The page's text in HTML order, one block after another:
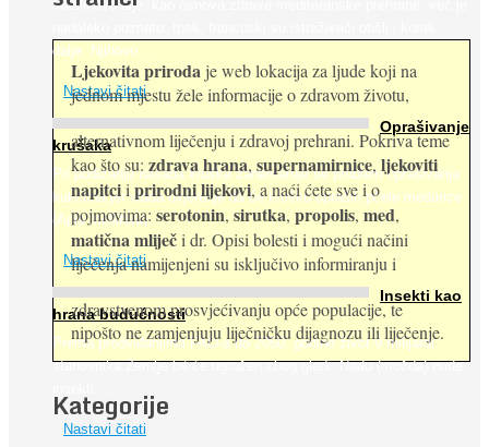
Maslinovo ulje, kao osnova zdrave mediteranske prehrane, već je
dalje. Njihovo ...
Nastavi čitati
Oprašivanje
krušaka
Pri podizanju nasada kruške zanemaruje se problem oprašivanja
kukcima jer vlada uvjerenje da će krušku oprašiti pčele medarice
(Apis mellifera). ...
Nastavi čitati
Insekti kao
hrana budućnosti
Prema predviđanjima FAO-a do 2050. godine život 9 milijardi
stanovnika Zemlje bit će ugrožen zbog gladi. Nadu (možda) nude
Nastavi čitati
Ljekovita priroda je web lokacija za ljude koji na
jednom mjestu žele informacije o zdravom životu,
alternativnom liječenju i zdravoj prehrani. Pokriva teme
kao što su: zdrava hrana, supernamirnice, ljekoviti
napitciiprirodni lijekovi, a naći ćete sve i o
pojmovima: serotonin, sirutka, propolis, med,
matična mliječi dr. Opisi bolesti i mogući načini
liječenja namijenjeni su isključivo informiranju i
zdravstvenom prosvjećivanju opće populacije, te
nipošto ne zamjenjuju liječničku dijagnozu ili liječenje.
Kategorije